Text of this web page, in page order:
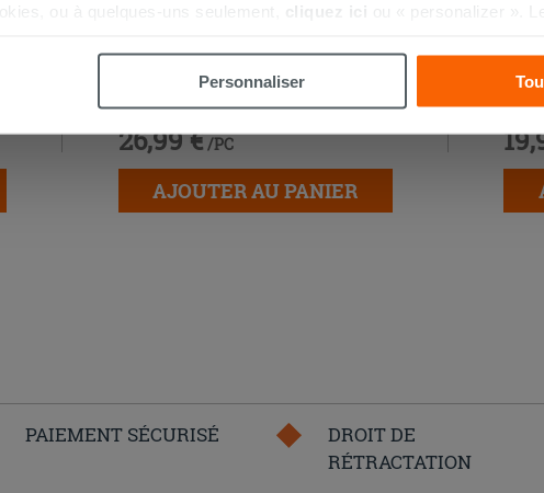
ou à quelques-uns seulement,
cliquez ici ou « personalizer ».
Personnaliser
Kerakoll h40 No Limits blanc 25Kg -
colle multifonction
26,99 € /PC
AJOUTER AU PANIER
PAIEMENT SÉCURISÉ
DROIT DE
RÉTRACTATION